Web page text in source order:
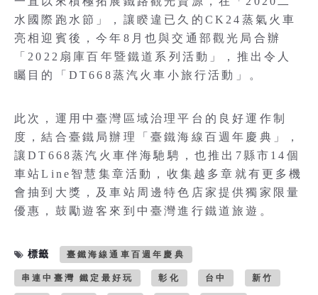
水國際跑水節」，讓睽違已久的CK24蒸氣火車
亮相迎賓後，今年8月也與交通部觀光局合辦
「2022扇庫百年暨鐵道系列活動」，推出令人
矚目的「DT668蒸汽火車小旅行活動」。
此次，運用中臺灣區域治理平台的良好運作制
度，結合臺鐵局辦理「臺鐵海線百週年慶典」，
讓DT668蒸汽火車伴海馳騁，也推出7縣市14個
車站Line智慧集章活動，收集越多章就有更多機
會抽到大獎，及車站周邊特色店家提供獨家限量
優惠，鼓勵遊客來到中臺灣進行鐵道旅遊。
標籤 臺鐵海線通車百週年慶典
串連中臺灣 鐵定最好玩 彰化 台中 新竹